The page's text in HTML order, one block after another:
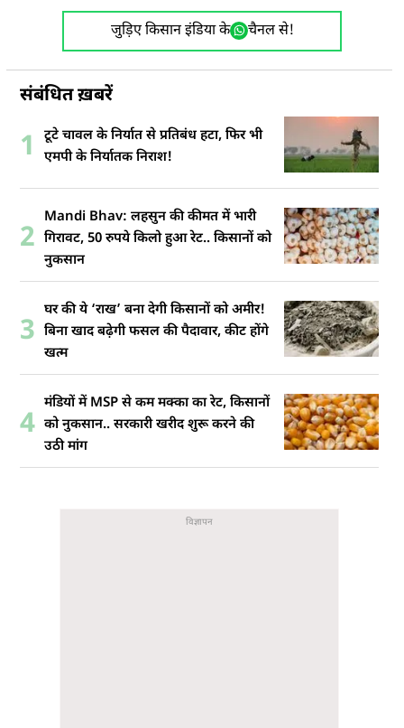
जुड़िए किसान इंडिया के चैनल से!
संबंधित ख़बरें
1
टूटे चावल के निर्यात से प्रतिबंध हटा, फिर भी
एमपी के निर्यातक निराश!
2
Mandi Bhav: लहसुन की कीमत में भारी
गिरावट, 50 रुपये किलो हुआ रेट.. किसानों को
नुकसान
3
घर की ये ‘राख’ बना देगी किसानों को अमीर!
बिना खाद बढ़ेगी फसल की पैदावार, कीट होंगे
खत्म
4
मंडियों में MSP से कम मक्का का रेट, किसानों
को नुकसान.. सरकारी खरीद शुरू करने की
उठी मांग